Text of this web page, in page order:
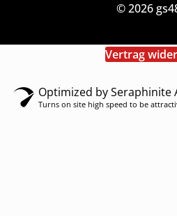
© 2026
Vertrag
Optimized by Seraphinite
Turns on site high speed to be